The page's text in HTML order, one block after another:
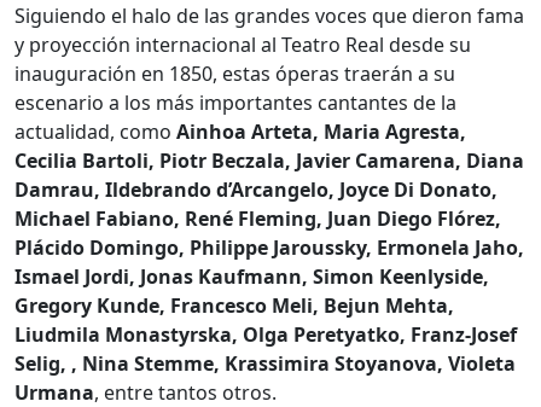
Siguiendo el halo de las grandes voces que dieron fama
y proyección internacional al Teatro Real desde su
inauguración en 1850, estas óperas traerán a su
escenario a los más importantes cantantes de la
actualidad, como Ainhoa Arteta, Maria Agresta,
Cecilia Bartoli, Piotr Beczala, Javier Camarena, Diana
Damrau, Ildebrando d’Arcangelo, Joyce Di Donato,
Michael Fabiano, René Fleming, Juan Diego Flórez,
Plácido Domingo, Philippe Jaroussky, Ermonela Jaho,
Ismael Jordi, Jonas Kaufmann, Simon Keenlyside,
Gregory Kunde, Francesco Meli, Bejun Mehta,
Liudmila Monastyrska, Olga Peretyatko, Franz-Josef
Selig, , Nina Stemme, Krassimira Stoyanova, Violeta
Urmana, entre tantos otros.